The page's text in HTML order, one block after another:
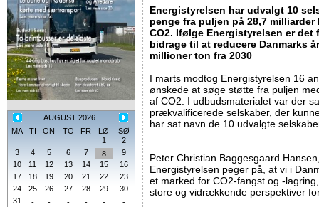
AUGUST 2026
MA
TI ON TO FR LØ
SØ
-
- - - - 1
2
3
4 5 6 7 8
9
10
11 12 13 14 15
16
17
18 19 20 21 22
23
24
25 26 27 28 29
30
31
- - - - -
-
Energistyrelsen har udvalgt 10
penge fra puljen på 28,7
CO2. Ifølge Energistyrelsen er
bidrage til at reducere Danmarks
millioner ton fra 2030
I marts modtog Energistyrelsen 16
ønskede at søge støtte fra puljen
af CO2. I udbudsmaterialet var der
prækvalificerede selskaber, der
har sat navn de 10 udvalgte
Peter Christian Baggesgaard
Energistyrelsen peger på, at vi i
et marked for CO2-fangst og -
store og vidrækkende perspektiver